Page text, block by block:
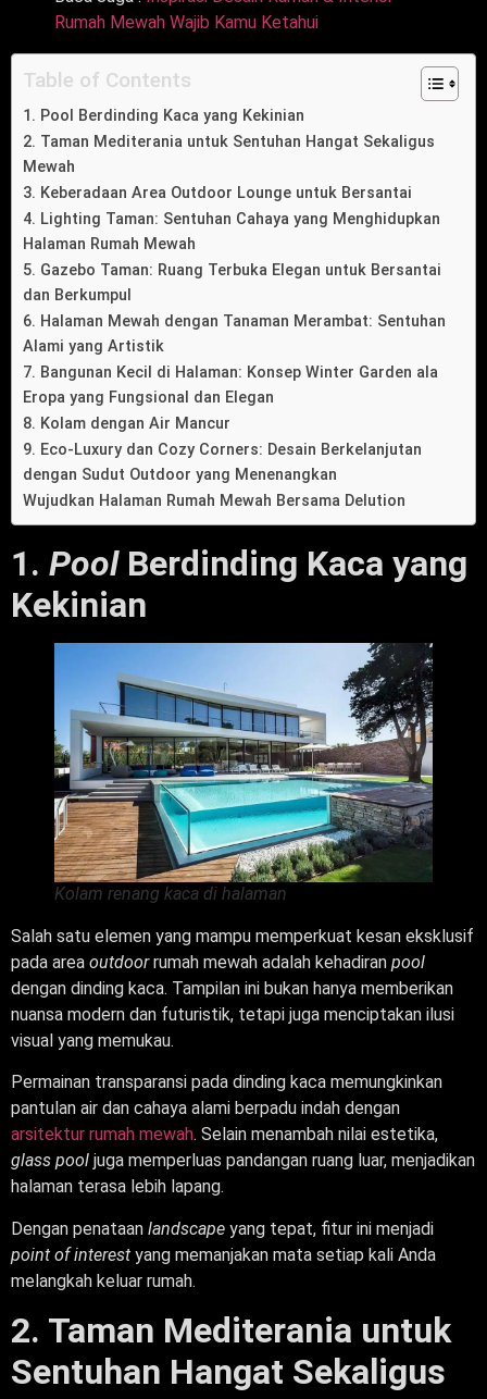
Rumah Mewah Wajib Kamu Ketahui
Table of Contents
1. Pool Berdinding Kaca yang Kekinian
2. Taman Mediterania untuk Sentuhan Hangat Sekaligus
Mewah
3. Keberadaan Area Outdoor Lounge untuk Bersantai
4. Lighting Taman: Sentuhan Cahaya yang Menghidupkan
Halaman Rumah Mewah
5. Gazebo Taman: Ruang Terbuka Elegan untuk Bersantai
dan Berkumpul
6. Halaman Mewah dengan Tanaman Merambat: Sentuhan
Alami yang Artistik
7. Bangunan Kecil di Halaman: Konsep Winter Garden ala
Eropa yang Fungsional dan Elegan
8. Kolam dengan Air Mancur
9. Eco-Luxury dan Cozy Corners: Desain Berkelanjutan
dengan Sudut Outdoor yang Menenangkan
Wujudkan Halaman Rumah Mewah Bersama Delution
1. Pool Berdinding Kaca yang
Kekinian
Kolam renang kaca di halaman
Salah satu elemen yang mampu memperkuat kesan eksklusif
pada area outdoorrumah mewah adalah kehadiran pool
dengan dinding kaca. Tampilan ini bukan hanya memberikan
nuansa modern dan futuristik, tetapi juga menciptakan ilusi
visual yang memukau.
Permainan transparansi pada dinding kaca memungkinkan
pantulan air dan cahaya alami berpadu indah dengan
arsitektur rumah mewah. Selain menambah nilai estetika,
glass pool juga memperluas pandangan ruang luar, menjadikan
halaman terasa lebih lapang.
Dengan penataan landscape yang tepat, fitur ini menjadi
point of interest yang memanjakan mata setiap kali Anda
melangkah keluar rumah.
2. Taman Mediterania untuk
Sentuhan Hangat Sekaligus